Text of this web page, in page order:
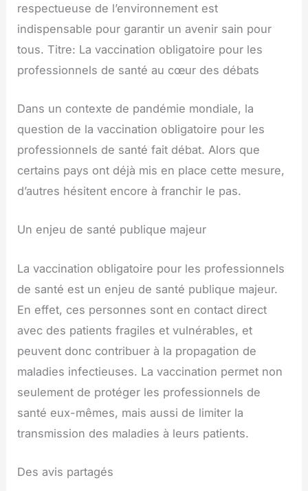
respectueuse de l’environnement est
indispensable pour garantir un avenir sain pour
tous. Titre: La vaccination obligatoire pour les
professionnels de santé au cœur des débats
Dans un contexte de pandémie mondiale, la
question de la vaccination obligatoire pour les
professionnels de santé fait débat. Alors que
certains pays ont déjà mis en place cette mesure,
d’autres hésitent encore à franchir le pas.
Un enjeu de santé publique majeur
La vaccination obligatoire pour les professionnels
de santé est un enjeu de santé publique majeur.
En effet, ces personnes sont en contact direct
avec des patients fragiles et vulnérables, et
peuvent donc contribuer à la propagation de
maladies infectieuses. La vaccination permet non
seulement de protéger les professionnels de
santé eux-mêmes, mais aussi de limiter la
transmission des maladies à leurs patients.
Des avis partagés